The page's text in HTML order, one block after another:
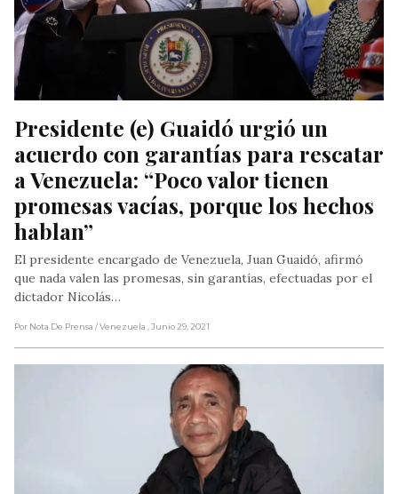
Presidente (e) Guaidó urgió un
acuerdo con garantías para rescatar
a Venezuela: “Poco valor tienen
promesas vacías, porque los hechos
hablan”
El presidente encargado de Venezuela, Juan Guaidó, afirmó
que nada valen las promesas, sin garantías, efectuadas por el
dictador Nicolás…
Por Nota De Prensa / Venezuela , Junio 29, 2021